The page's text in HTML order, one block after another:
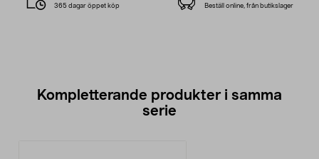
365 dagar öppet köp Beställ online, från butikslager
Kompletterande produkter i samma
serie